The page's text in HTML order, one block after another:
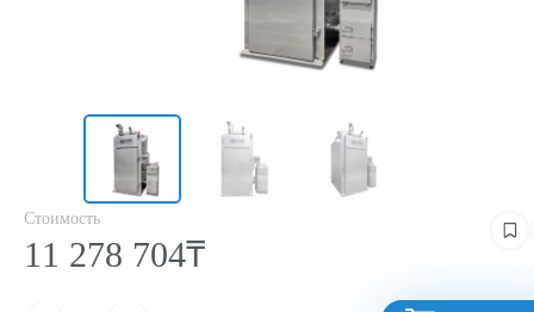
Стоимость
11 278 704₸